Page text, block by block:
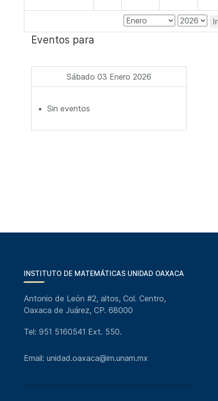
Eventos para
Sábado 03 Enero 2026
Sin eventos
INSTITUTO DE MATEMÁTICAS UNIDAD OAXACA
Antonio de León #2, altos, Col. Centro,
Oaxaca de Juárez, CP. 68000
Tel: 951 5160541 Ext. 550.
Email: unidad.oaxaca@im.unam.mx